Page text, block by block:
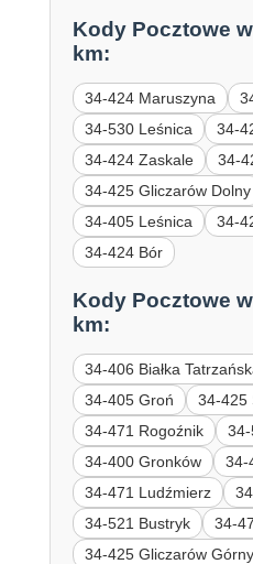
Kody Pocztowe
km:
34-424 Maruszyna
34-530 Leśnica
34-
34-424 Zaskale
34-
34-425 Gliczarów Dolny
34-405 Leśnica
34-
34-424 Bór
Kody Pocztowe
km:
34-406 Białka
34-405 Groń
34-425
34-471 Rogoźnik
34-400 Gronków
34-
34-471 Ludźmierz
34-521 Bustryk
34-
34-425 Gliczarów Górny